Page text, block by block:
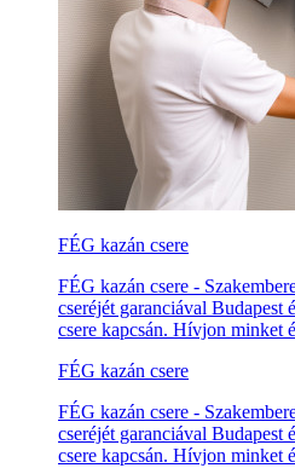
FÉG kazán csere
FÉG kazán csere -
cseréjét garanciával Budapest
csere kapcsán. Hívjon minket
FÉG kazán csere
FÉG kazán csere -
cseréjét garanciával Budapest
csere kapcsán. Hívjon minket